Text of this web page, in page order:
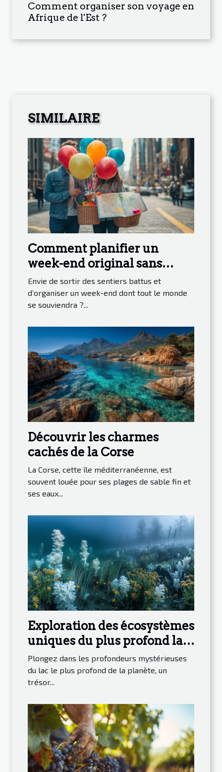
Comment organiser son voyage en
Afrique de l'Est ?
SIMILAIRE
Comment planifier un
week-end original sans
tracas ?
Envie de sortir des sentiers battus et
d’organiser un week-end dont tout le monde
se souviendra ?...
Découvrir les charmes
cachés de la Corse
La Corse, cette île méditerranéenne, est
souvent louée pour ses plages de sable fin et
ses eaux...
Exploration des écosystèmes
uniques du plus profond lac
du monde
Plongez dans les profondeurs mystérieuses
du lac le plus profond de la planète, un
trésor...